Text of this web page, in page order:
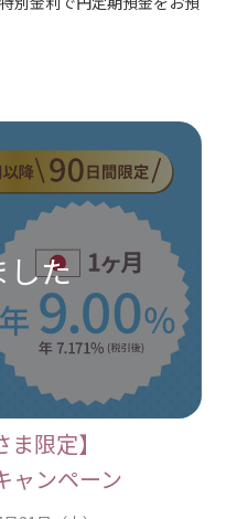
ま限定】
ャンペーン